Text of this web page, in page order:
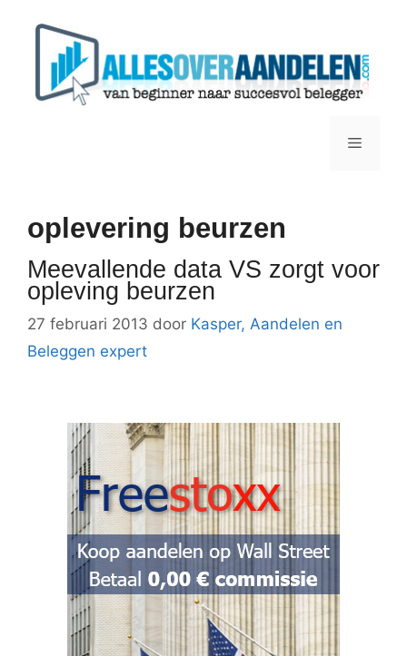
Menu
oplevering beurzen
Meevallende data VS zorgt voor
opleving beurzen
27 februari 2013 door Kasper, Aandelen en
Beleggen expert